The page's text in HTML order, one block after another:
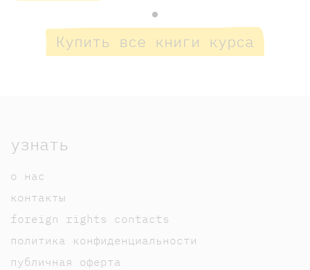
Купить все книги курса
узнать
о нас
контакты
foreign rights contacts
политика конфиденциальности
публичная оферта